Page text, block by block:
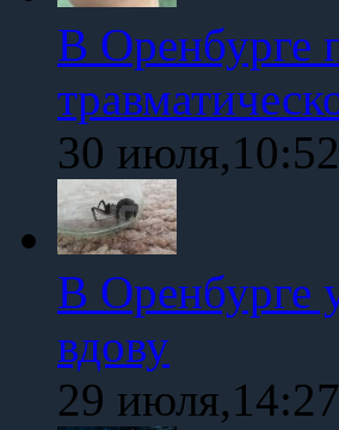
В Оренбурге
30 июля,10:52
В Оренбурге
вдову
29 июля,14:27